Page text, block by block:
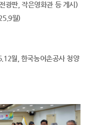
광판, 작은영화관 등 게시)
월)
월, 한국농어촌공사 청양